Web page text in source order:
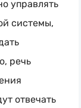
управлять
системы,
речь
отвечать